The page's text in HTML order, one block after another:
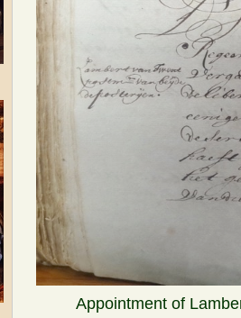
Appointment of